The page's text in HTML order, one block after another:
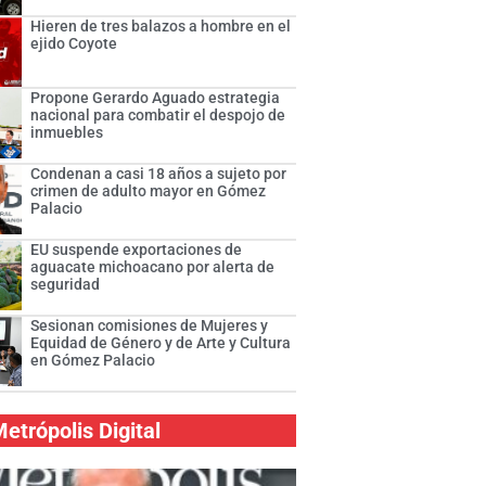
Hieren de tres balazos a hombre en el
ejido Coyote
Propone Gerardo Aguado estrategia
nacional para combatir el despojo de
inmuebles
Condenan a casi 18 años a sujeto por
crimen de adulto mayor en Gómez
Palacio
EU suspende exportaciones de
aguacate michoacano por alerta de
seguridad
Sesionan comisiones de Mujeres y
Equidad de Género y de Arte y Cultura
en Gómez Palacio
Digital